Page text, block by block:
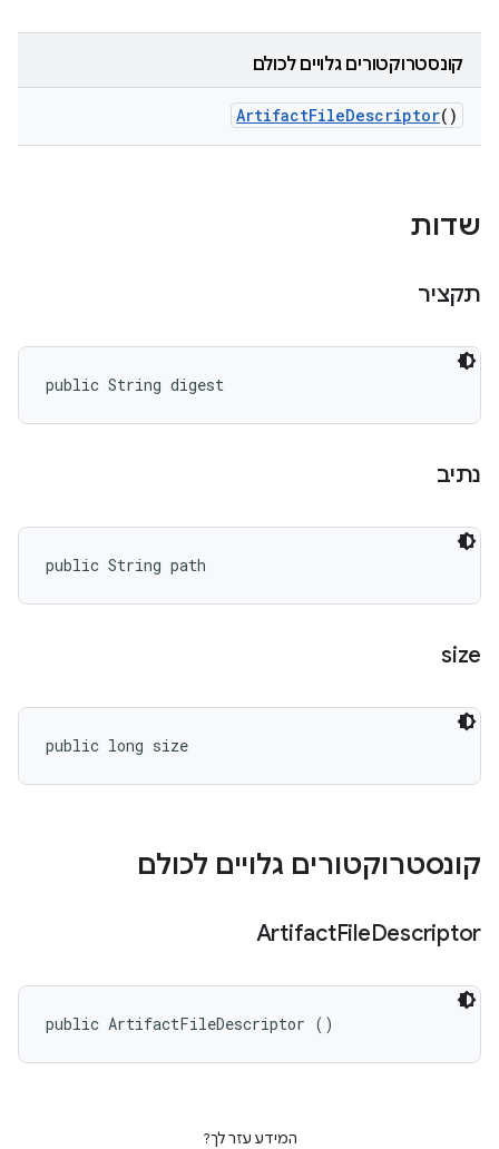
קונסטרוקטורים גלויים לכולם
ArtifactFileDescriptor()
שדות
תקציר
public String digest
נתיב
public String path
size
public long size
קונסטרוקטורים גלויים לכולם
ArtifactFileDescriptor
public ArtifactFileDescriptor ()
המידע עזר לך?